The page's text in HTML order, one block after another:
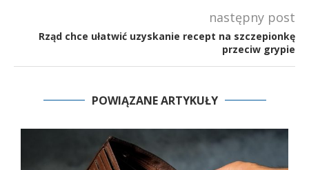
następny post
Rząd chce ułatwić uzyskanie recept na szczepionkę
przeciw grypie
POWIĄZANE ARTYKUŁY